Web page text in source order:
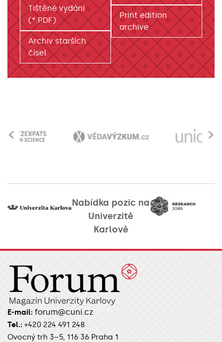
Tištěné vydání
(*.PDF)
Archiv starších
čísel
Print edition
archive
›
‹
Nabídka pozic na
Univerzitě
Karlově
E-mail: forum@cuni.cz
Tel.: +420 224 491 248
Ovocný trh 3–5, 116 36 Praha 1